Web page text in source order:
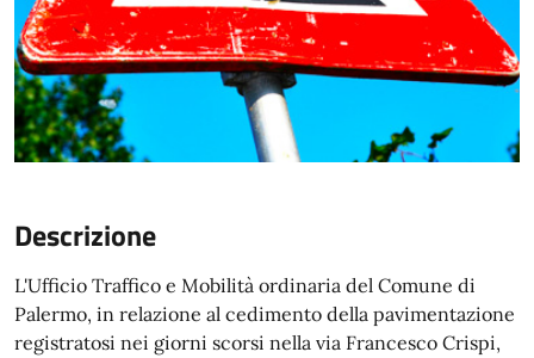
Descrizione
L'Ufficio Traffico e Mobilità ordinaria del Comune di
Palermo, in relazione al cedimento della pavimentazione
registratosi nei giorni scorsi nella via Francesco Crispi,